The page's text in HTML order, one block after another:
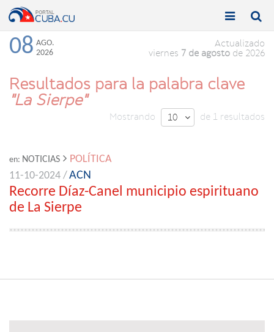
Toggle

Toggle

08 AGO.
2026
Actualizado
viernes 7 de agosto de 2026
Resultados para la palabra clave
"La Sierpe"
Mostrando 10  de 1 resultados
en: NOTICIAS
POLÍTICA
11-10-2024 /ACN
Recorre Díaz-Canel municipio espirituano
de La Sierpe